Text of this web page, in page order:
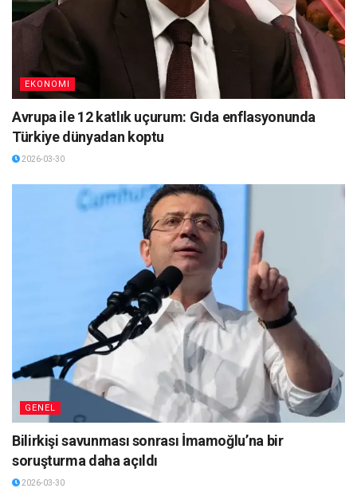
EKONOMI
Avrupa ile 12 katlık uçurum: Gıda enflasyonunda
Türkiye dünyadan koptu
2026-03-30
GENEL
Bilirkişi savunması sonrası İmamoğlu’na bir
soruşturma daha açıldı
2026-03-30